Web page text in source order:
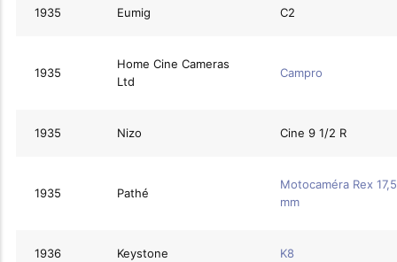
1935 Eumig C2
1935
Home Cine Cameras
Ltd
Campro
1935 Nizo Cine 9 1/2 R
1935 Pathé
Motocaméra Rex 17,5
mm
1936 Keystone K8